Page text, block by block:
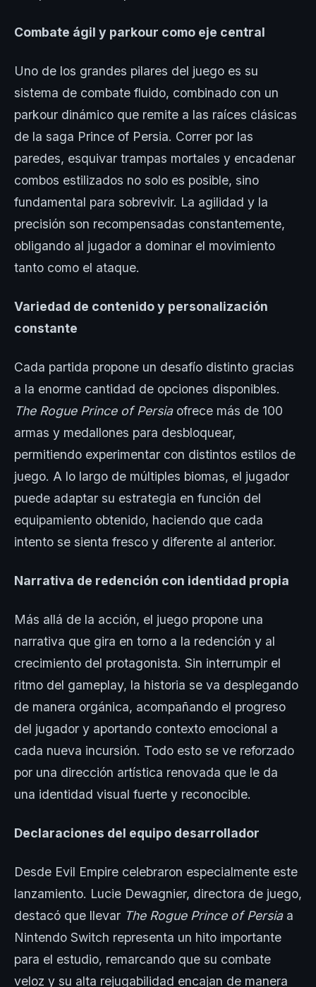
Combate ágil y parkour como eje central
Uno de los grandes pilares del juego es su
sistema de combate fluido, combinado con un
parkour dinámico que remite a las raíces clásicas
de la saga Prince of Persia. Correr por las
paredes, esquivar trampas mortales y encadenar
combos estilizados no solo es posible, sino
fundamental para sobrevivir. La agilidad y la
precisión son recompensadas constantemente,
obligando al jugador a dominar el movimiento
tanto como el ataque.
Variedad de contenido y personalización
constante
Cada partida propone un desafío distinto gracias
a la enorme cantidad de opciones disponibles.
The Rogue Prince of Persiaofrece más de 100
armas y medallones para desbloquear,
permitiendo experimentar con distintos estilos de
juego. A lo largo de múltiples biomas, el jugador
puede adaptar su estrategia en función del
equipamiento obtenido, haciendo que cada
intento se sienta fresco y diferente al anterior.
Narrativa de redención con identidad propia
Más allá de la acción, el juego propone una
narrativa que gira en torno a la redención y al
crecimiento del protagonista. Sin interrumpir el
ritmo del gameplay, la historia se va desplegando
de manera orgánica, acompañando el progreso
del jugador y aportando contexto emocional a
cada nueva incursión. Todo esto se ve reforzado
por una dirección artística renovada que le da
una identidad visual fuerte y reconocible.
Declaraciones del equipo desarrollador
Desde Evil Empire celebraron especialmente este
lanzamiento. Lucie Dewagnier, directora de juego,
destacó que llevar The Rogue Prince of Persiaa
Nintendo Switch representa un hito importante
para el estudio, remarcando que su combate
veloz y su alta rejugabilidad encajan de manera